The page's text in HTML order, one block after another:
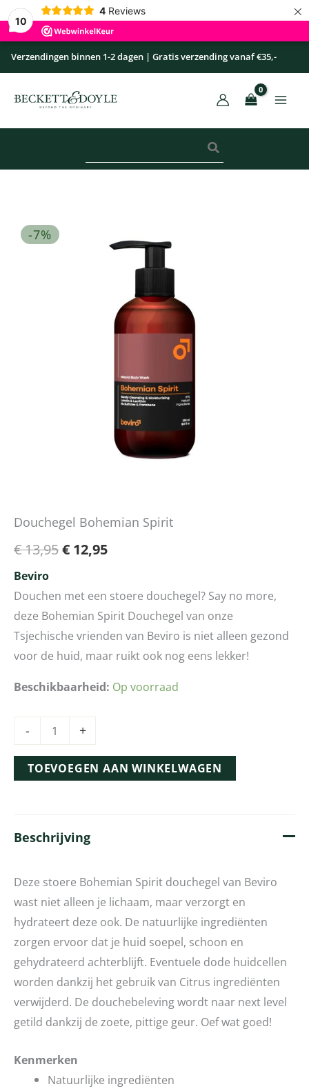
10
4 Reviews ×
Ga
naar
inhoud
Verzendingen binnen 1-2 dagen | Gratis verzending vanaf €35,-
-7%
Douchegel Bohemian Spirit
€13,95€ 12,95
prijs
€ 12,95.
Beviro
Douchen met een stoere douchegel? Say no more,
deze Bohemian Spirit Douchegel van onze
Tsjechische vrienden van Beviro is niet alleen gezond
voor de huid, maar ruikt ook nog eens lekker!
Beschikbaarheid: Op voorraad
-
Bohemian
+
TOEVOEGEN AAN WINKELWAGEN
Beschrijving
Deze stoere Bohemian Spirit douchegel van Beviro
wast niet alleen je lichaam, maar verzorgt en
hydrateert deze ook. De natuurlijke ingrediënten
zorgen ervoor dat je huid soepel, schoon en
gehydrateerd achterblijft. Eventuele dode huidcellen
worden dankzij het gebruik van Citrus ingrediënten
verwijderd. De douchebeleving wordt naar next level
getild dankzij de zoete, pittige geur. Oef wat goed!
Kenmerken
Natuurlijke ingrediënten